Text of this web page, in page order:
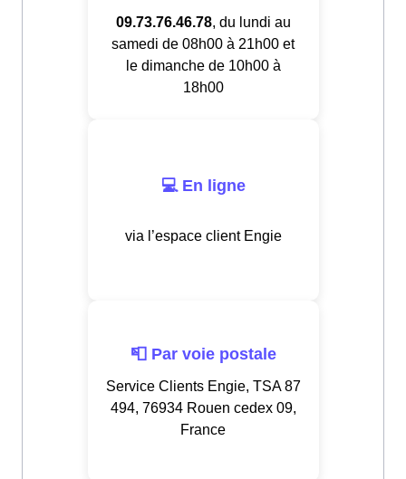
09.73.76.46.78, du lundi au
samedi de 08h00 à 21h00 et
le dimanche de 10h00 à
18h00
💻 En ligne
via l’espace client Engie
📮 Par voie postale
Service Clients Engie, TSA 87
494, 76934 Rouen cedex 09,
France